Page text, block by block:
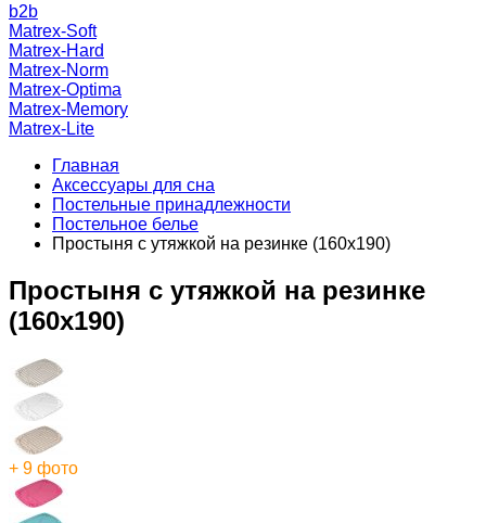
b2b
Matrex-Soft
Matrex-Hard
Matrex-Norm
Matrex-Optima
Matrex-Memory
Matrex-Lite
Главная
Аксессуары для сна
Постельные принадлежности
Постельное белье
Простыня с утяжкой на резинке (160x190)
Простыня с утяжкой на резинке
(160x190)
+ 9 фото